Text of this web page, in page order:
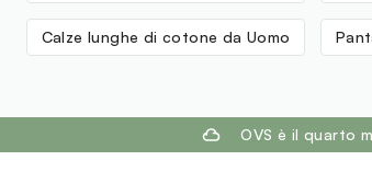
Calze lunghe di cotone da Uomo
OVS è il quarto